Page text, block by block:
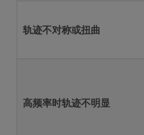
轨迹不对称或扭曲
高频率时轨迹不明显